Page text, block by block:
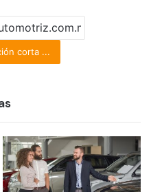
corta ...